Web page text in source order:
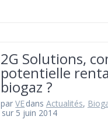
2G Solutions,
potentielle
biogaz ?
parVEdans Actualités,
sur 5 juin 2014